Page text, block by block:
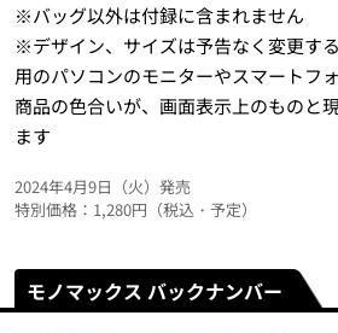
※バッグ以外は付録に含まれません
※デザイン、サイズは予告なく変更す
用のパソコンのモニターやスマートフ
商品の色合いが、画面表示上のものと
ます
2024年4月9日（火）発売
特別価格：1,280円（税込・予定）
モノマックス バックナンバー